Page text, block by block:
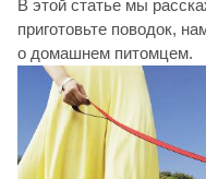
В этой статье мы
приготовьте поводок,
о домашнем питомцем.